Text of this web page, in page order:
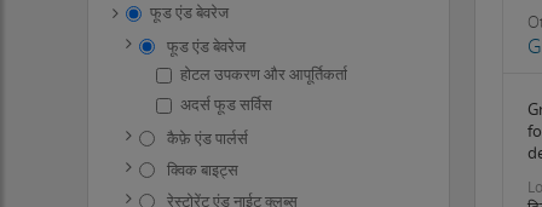
फूड एंड बेवरेज
फूड एंड बेवरेज
होटल उपकरण और आपूर्तिकर्ता
अदर्स फूड सर्विस
कैफ़े एंड पार्लर्स
क्विक बाइट्स
रेस्टोरेंट एंड नाईट क्लब्स